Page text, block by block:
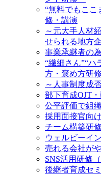
“無料でもここ
修・講演
～元大手人材
せられる地方
事業承継者の
“繊細さん”“ハ
方・褒め方研修
～人事制度成
部下育成OJT
公平評価で組
採用面接官向
チーム構築研
ウェルビーイ
売れる会社が
SNS活用研修
後継者育成セ